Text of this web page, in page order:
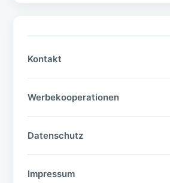
Kontakt
Werbekooperationen
Datenschutz
Impressum